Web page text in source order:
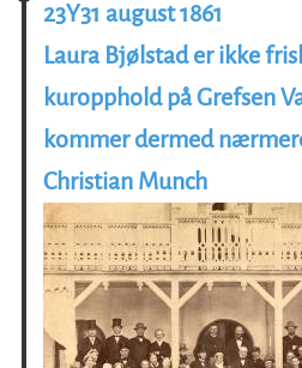
23Y31 august 1861
Laura Bjølstad er ikke
kuropphold på Grefsen
kommer dermed
Christian Munch